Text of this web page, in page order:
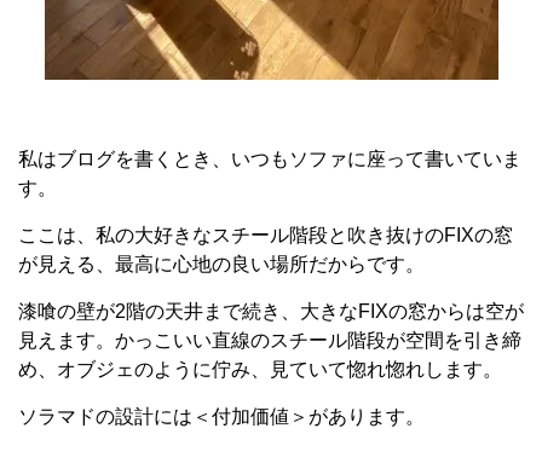
私はブログを書くとき、いつもソファに座って書いていま
す。
ここは、私の大好きなスチール階段と吹き抜けのFIXの窓
が見える、最高に心地の良い場所だからです。
漆喰の壁が2階の天井まで続き、大きなFIXの窓からは空が
見えます。かっこいい直線のスチール階段が空間を引き締
め、オブジェのように佇み、見ていて惚れ惚れします。
ソラマドの設計には＜付加価値＞があります。